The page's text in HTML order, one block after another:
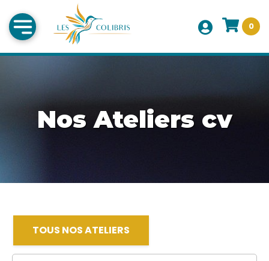
0
Nos Ateliers cv
TOUS NOS ATELIERS